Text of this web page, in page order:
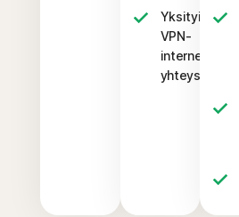
Yksityinen
VPN-
internet-
yhteys